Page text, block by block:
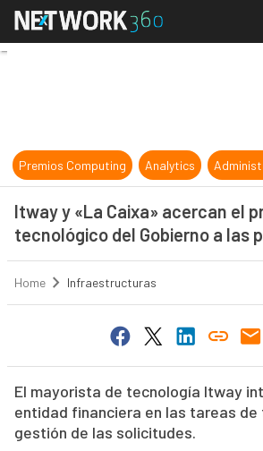
Itway y «La
Premios Computing Analytics
Itway y «La Caixa» acercan el
tecnológico del Gobierno a las
Home Infraestructuras
El mayorista de tecnología Itway
entidad financiera en las tareas
gestión de las solicitudes.